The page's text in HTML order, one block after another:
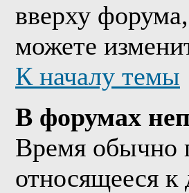
вверху
можете
К началу темы
В форумах
Время обычно
относящееся к